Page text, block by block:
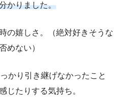
かりました。
の嬉しさ。（絶対好きそうな
めない）
かり引き継げなかったこと
じたりする気持ち。